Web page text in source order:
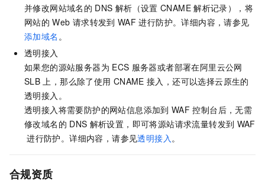
并修改网站域名的 DNS 解析（设置 CNAME 解析记录），将
网站的 Web 请求转发到 WAF 进行防护。详细内容，请参见
添加域名 。
透明接入
如果您的源站服务器为 ECS 服务器或者部署在阿里云公网
SLB 上，那么除了使用 CNAME 接入，还可以选择云原生的
透明接入。
透明接入将需要防护的网站信息添加到 WAF 控制台后，无需
修改域名的 DNS 解析设置，即可将源站请求流量转发到 WAF
进行防护。详细内容，请参见透明接入 。
合规资质